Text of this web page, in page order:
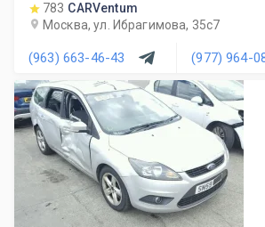
783 CARVentum
Москва, ул. Ибрагимова, 35с7
(963) 663-46-43 (977) 964-